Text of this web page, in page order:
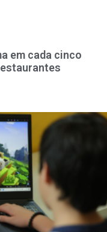
em cada cinco